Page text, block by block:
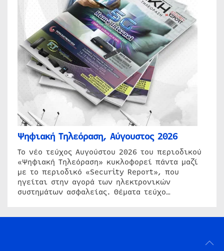
Ψηφιακή Τηλεόραση, Αύγουστος 2026
Το νέο τεύχος Αυγούστου 2026 του περιοδικού
«Ψηφιακή Τηλεόραση» κυκλοφορεί πάντα μαζί
με το περιοδικό «Security Report», που
ηγείται στην αγορά των ηλεκτρονικών
συστημάτων ασφαλείας. Θέματα τεύχο…